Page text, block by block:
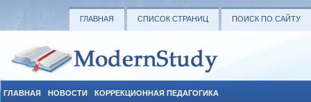
ГЛАВНАЯ СПИСОК СТРАНИЦ ПОИСК ПО САЙТУ
ГЛАВНАЯ НОВОСТИ КОРРЕКЦИОННАЯ ПЕДАГОГИКА